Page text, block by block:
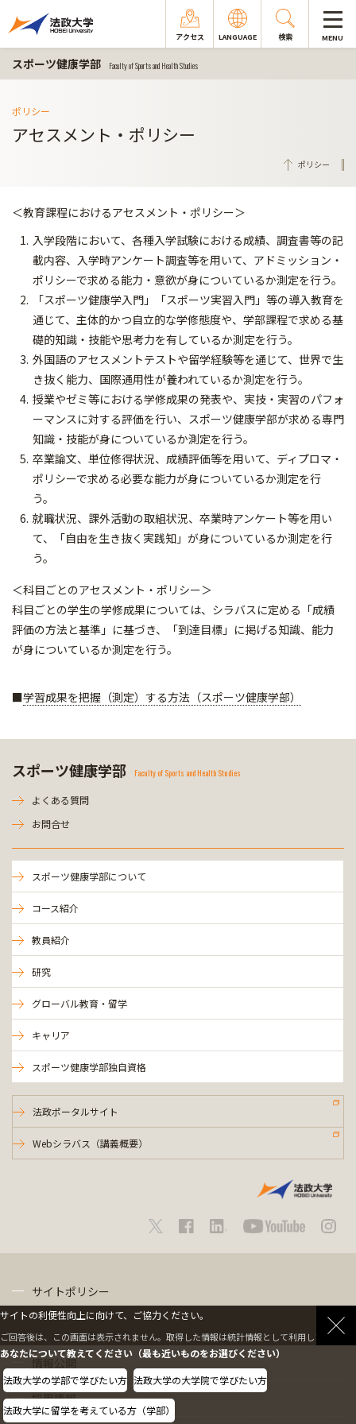
アクセス LANGUAGE 検索 MENU
スポーツ健康学部 Faculty of Sports and Health Studies
ポリシー
アセスメント・ポリシー
ポリシー
＜教育課程におけるアセスメント・ポリシー＞
入学段階において、各種入学試験における成績、調査書等の記
載内容、入学時アンケート調査等を用いて、アドミッション・
ポリシーで求める能力・意欲が身についているか測定を行う。
「スポーツ健康学入門」「スポーツ実習入門」等の導入教育を
通じて、主体的かつ自立的な学修態度や、学部課程で求める基
礎的知識・技能や思考力を有しているか測定を行う。
外国語のアセスメントテストや留学経験等を通じて、世界で生
き抜く能力、国際通用性が養われているか測定を行う。
授業やゼミ等における学修成果の発表や、実技・実習のパフォ
ーマンスに対する評価を行い、スポーツ健康学部が求める専門
知識・技能が身についているか測定を行う。
卒業論文、単位修得状況、成績評価等を用いて、ディプロマ・
ポリシーで求める必要な能力が身についているか測定を行
う。
就職状況、課外活動の取組状況、卒業時アンケート等を用い
て、「自由を生き抜く実践知」が身についているか測定を行
う。
＜科目ごとのアセスメント・ポリシー＞
科目ごとの学生の学修成果については、シラバスに定める「成績
評価の方法と基準」に基づき、「到達目標」に掲げる知識、能力
が身についているか測定を行う。
■学習成果を把握（測定）する方法（スポーツ健康学部）
スポーツ健康学部 Faculty of Sports and Health Studies
よくある質問
お問合せ
スポーツ健康学部について
コース紹介
教員紹介
研究
グローバル教育・留学
キャリア
スポーツ健康学部独自資格
法政ポータルサイト
Webシラバス（講義概要）
サイトポリシー
情報公開
採用情報
サイトの利便性向上に向けて、ご協力ください。
ご回答後は、この画面は表示されません。取得した情報は統計情報として利用します。
あなたについて教えてください（最も近いものをお選びください）
法政大学の学部で学びたい方 法政大学の大学院で学びたい方
法政大学に留学を考えている方（学部）